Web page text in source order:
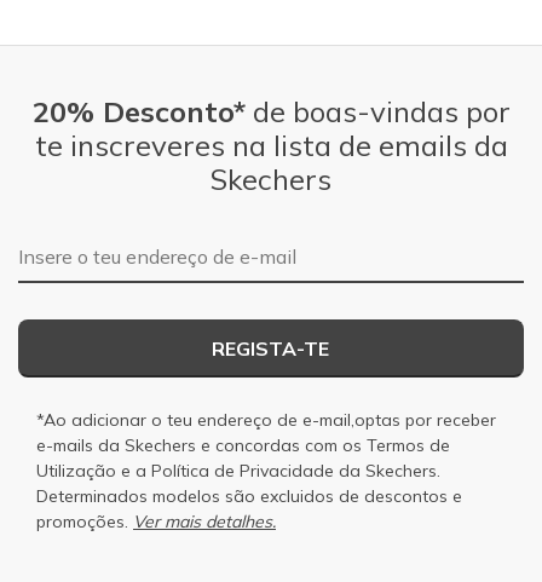
20% Desconto*de boas-vindas por
te inscreveres na lista de emails da
Skechers
Endereço de e-mail
REGISTA-TE
*Ao adicionar o teu endereço de e-mail,optas por receber
e-mails da Skechers e concordas com os Termos de
Utilização e a Política de Privacidade da Skechers.
Determinados modelos são excluidos de descontos e
promoções. Ver mais detalhes.